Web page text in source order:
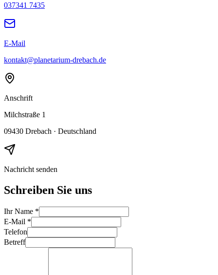
037341 7435
E-Mail
kontakt@planetarium-drebach.de
Anschrift
Milchstraße 1
09430 Drebach · Deutschland
Nachricht senden
Schreiben Sie uns
Ihr Name *
E-Mail *
Telefon
Betreff